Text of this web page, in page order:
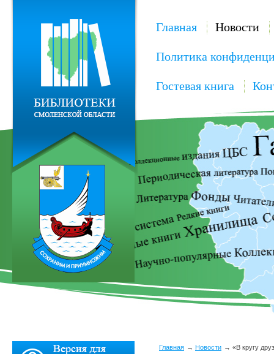
Главная Новости
Политика
Гостевая книга
Главная Новости «В кругу